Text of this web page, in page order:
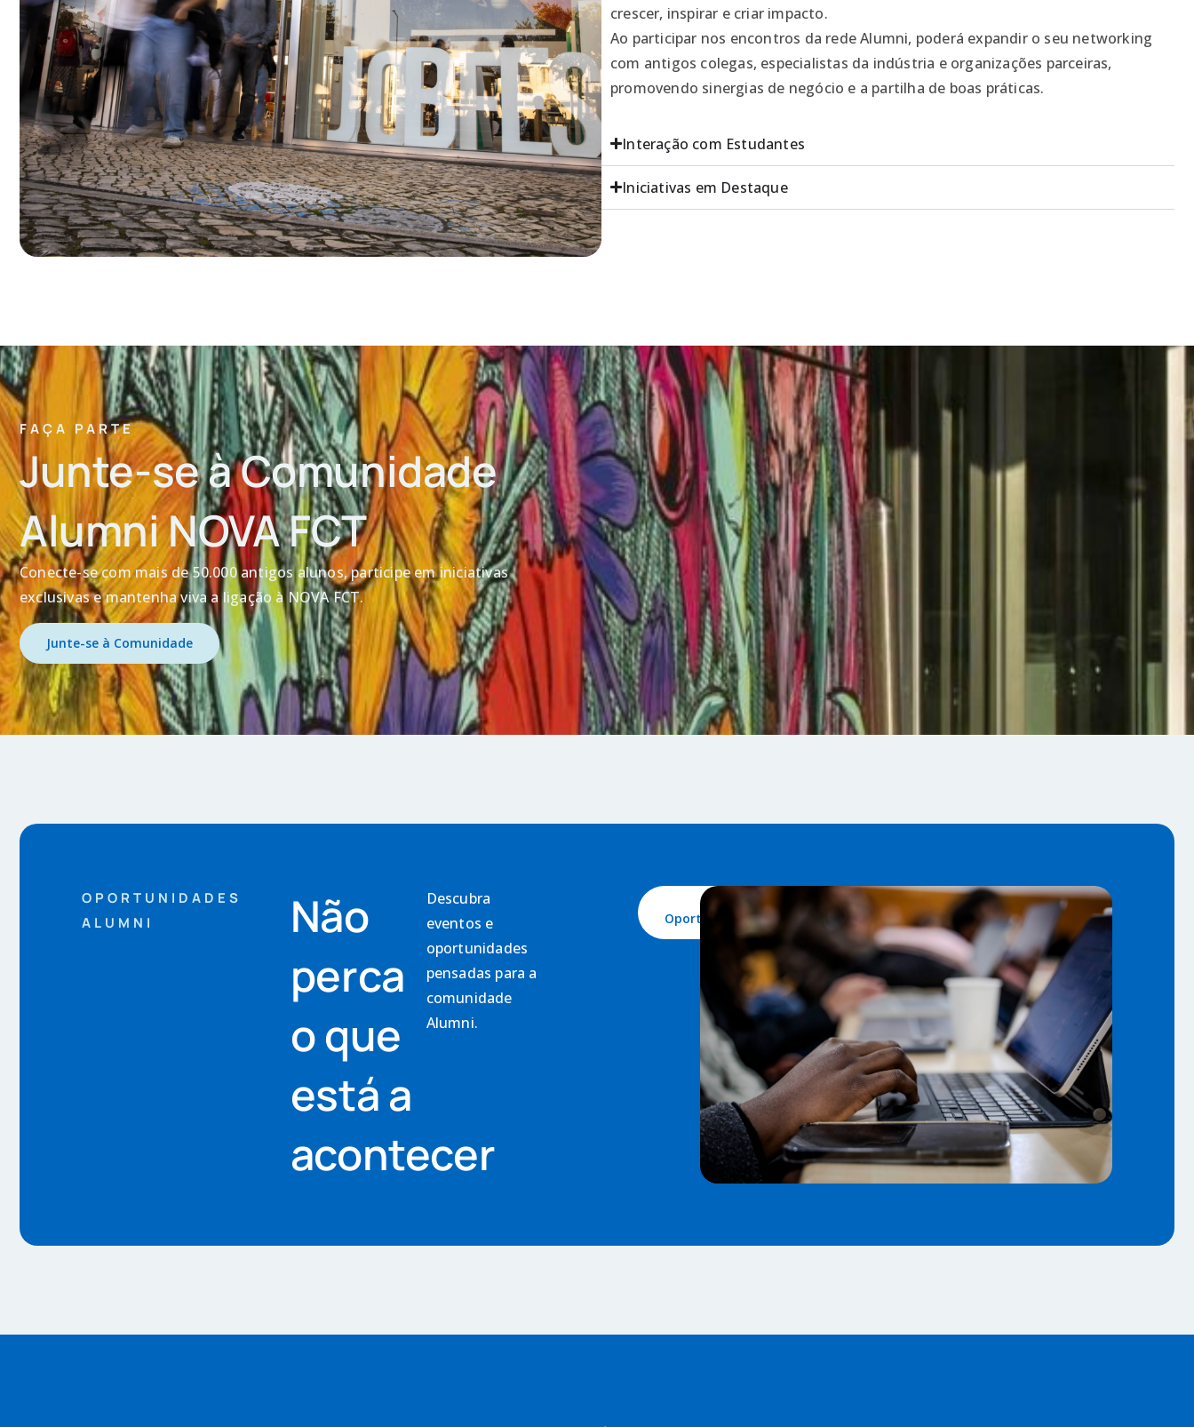
crescer, inspirar e criar impacto.
Ao participar nos encontros da rede Alumni, poderá expandir o seu networking
com antigos colegas, especialistas da indústria e organizações parceiras,
promovendo sinergias de negócio e a partilha de boas práticas.
Interação com Estudantes
Iniciativas em Destaque
FAÇA PARTE
Junte-se à Comunidade
Alumni NOVA FCT
Conecte-se com mais de 50.000 antigos alunos, participe em iniciativas
exclusivas e mantenha viva a ligação à NOVA FCT.
Junte-se à Comunidade
OPORTUNIDADES
ALUMNI
Não
perca
o que
está a
acontecer
Descubra
eventos e
oportunidades
pensadas para a
comunidade
Alumni.
Oportunidades